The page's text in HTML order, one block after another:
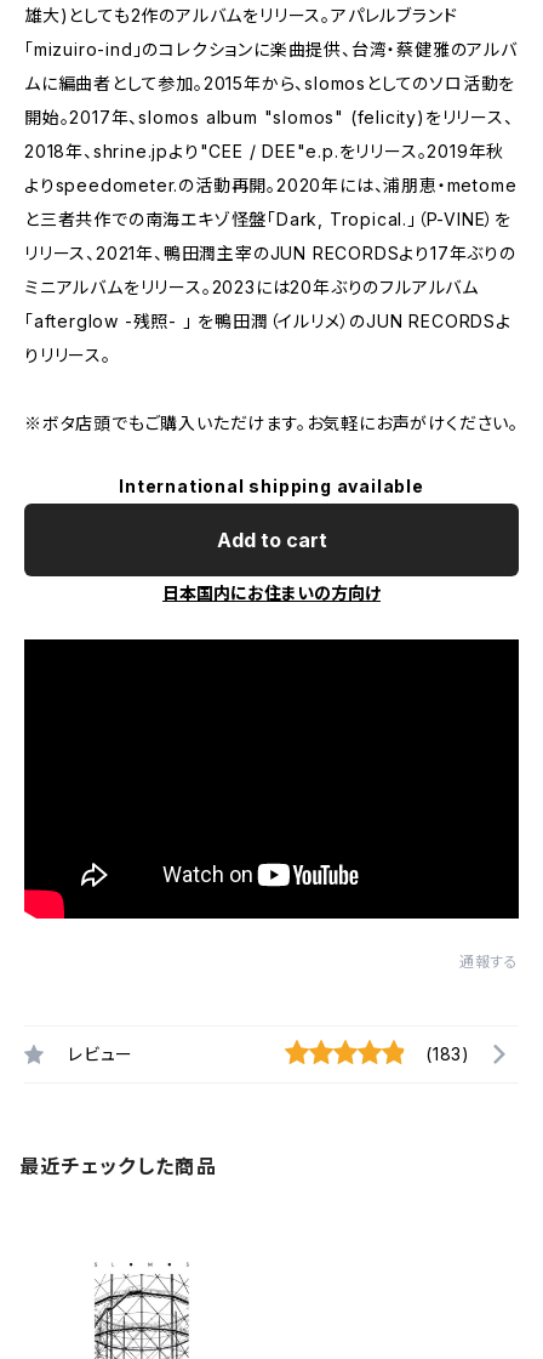
雄大)としても2作のアルバムをリリース。アパレルブランド
「mizuiro-ind」のコレクションに楽曲提供、台湾・蔡健雅のアルバ
ムに編曲者として参加。2015年から、slomosとしてのソロ活動を
開始。2017年、slomos album "slomos" (felicity)をリリース、
2018年、shrine.jpより"CEE / DEE"e.p.をリリース。2019年秋
よりspeedometer.の活動再開。2020年には、浦朋恵・metome
と三者共作での南海エキゾ怪盤「Dark, Tropical.」（P-VINE）を
リリース、2021年、鴨田潤主宰のJUN RECORDSより17年ぶりの
ミニアルバムをリリース。2023には20年ぶりのフルアルバム
「afterglow -残照- 」 を鴨田潤（イルリメ）のJUN RECORDSよ
りリリース。
※ボタ店頭でもご購入いただけます。お気軽にお声がけください。
International shipping available
Add to cart
日本国内にお住まいの方向け
通報する
レビュー (183)
最近チェックした商品